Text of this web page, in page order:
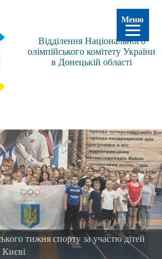
Відділення Національного
олімпійського комітету України
в Донецькій області
визначені кандидатами на участь
у Лос-Анджелесі
тижня спорту за участю дітей
Меню